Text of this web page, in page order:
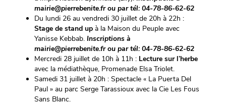
mairie@pierrebenite.fr ou par tél: 04-78-86-62-62
Du lundi 26 au vendredi 30 juillet de 20h à 22h :
Stage de stand up à la Maison du Peuple avec
Yanisse Kebbab. Inscriptions à
mairie@pierrebenite.fr ou par tél: 04-78-86-62-62
Mercredi 28 juillet de 10h à 11h : Lecture sur l’herbe
avec la médiathèque, Promenade Elsa Triolet.
Samedi 31 juillet à 20h : Spectacle « La Puerta Del
Paul » au parc Serge Tarassioux avec la Cie Les Fous
Sans Blanc.